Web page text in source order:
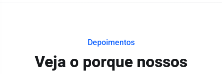
Depoimentos
Veja o porque nossos